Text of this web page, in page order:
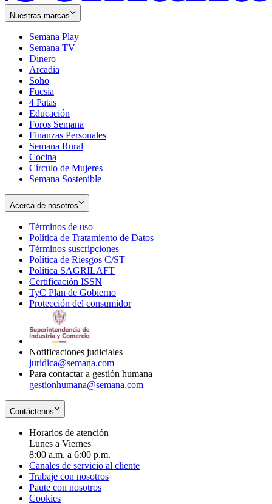
Nuestras marcas
Semana Play
Semana TV
Dinero
Arcadia
Soho
in
new
window
Fucsia
in
new
window
4 Patas
Educación
Foros Semana
Finanzas Personales
Semana Rural
Cocina
Círculo de Mujeres
Semana Sostenible
Acerca de nosotros
Términos de uso
in
new
window
Política de Tratamiento de Datos
Términos suscripciones
in
Política de Riesgos C/ST
Política SAGRILAFT
new
window
Certificación ISSN
in
new
TyC Plan de Gobierno
in
Protección del consumidorOpens
Notificaciones judiciales
juridica@semana.com
Para contactar a gestión humana
gestionhumana@semana.com
Contáctenos
Horarios de atención
Lunes a Viernes
8:00 a.m. a 6:00 p.m.
Canales de servicio al cliente
Trabaje con nosotros
Paute con nosotros
Cookies